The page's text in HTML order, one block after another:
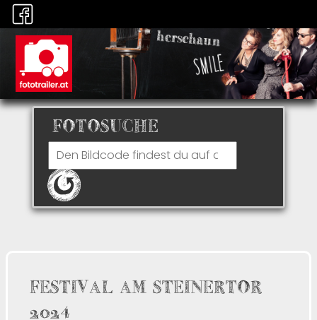
FOTOSUCHE
FESTIVAL AM STEINERTOR
2024